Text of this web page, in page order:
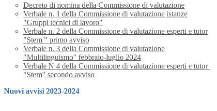
Decreto di nomina della Commissione di valutazione
Verbale n. 1 della Commissione di valutazione istanze
"Gruppi tecnici di lavoro"
Verbale n. 2 della Commissione di valutazione esperti e tutor
"Stem " primo avviso
Verbale n. 3 della Commissione di valutazione
"Multilinguismo" febbraio-luglio 2024
Verbale N 4 della Commissione di valutazione esperti e tutor
"Stem" secondo avviso
Nuovi avvisi 2023-2024